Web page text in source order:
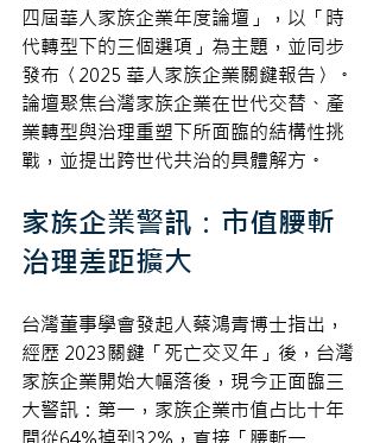
四屆華人家族企業年度論壇」，以「時
代轉型下的三個選項」為主題，並同步
發布〈2025 華人家族企業關鍵報告〉。
論壇聚焦台灣家族企業在世代交替、產
業轉型與治理重塑下所面臨的結構性挑
戰，並提出跨世代共治的具體解方。
家族企業警訊：市值腰斬
治理差距擴大
台灣董事學會發起人蔡鴻青博士指出，
經歷 2023關鍵「死亡交叉年」後，台灣
家族企業開始大幅落後，現今正面臨三
大警訊：第一，家族企業市值占比十年